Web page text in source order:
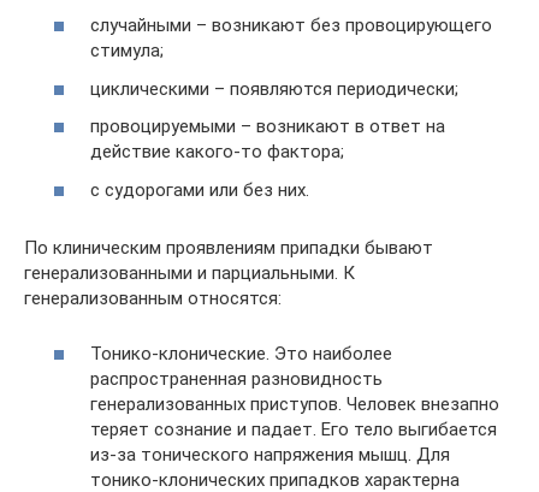
случайными – возникают без провоцирующего
стимула;
циклическими – появляются периодически;
провоцируемыми – возникают в ответ на
действие какого-то фактора;
с судорогами или без них.
По клиническим проявлениям припадки бывают
генерализованными и парциальными. К
генерализованным относятся:
Тонико-клонические. Это наиболее
распространенная разновидность
генерализованных приступов. Человек внезапно
теряет сознание и падает. Его тело выгибается
из-за тонического напряжения мышц. Для
тонико-клонических припадков характерна